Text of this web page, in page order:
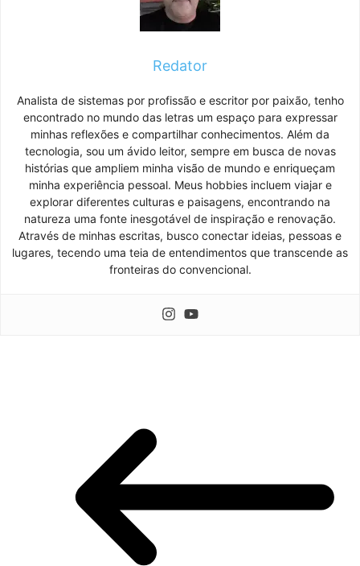
Redator
Analista de sistemas por profissão e escritor por paixão, tenho
encontrado no mundo das letras um espaço para expressar
minhas reflexões e compartilhar conhecimentos. Além da
tecnologia, sou um ávido leitor, sempre em busca de novas
histórias que ampliem minha visão de mundo e enriqueçam
minha experiência pessoal. Meus hobbies incluem viajar e
explorar diferentes culturas e paisagens, encontrando na
natureza uma fonte inesgotável de inspiração e renovação.
Através de minhas escritas, busco conectar ideias, pessoas e
lugares, tecendo uma teia de entendimentos que transcende as
fronteiras do convencional.